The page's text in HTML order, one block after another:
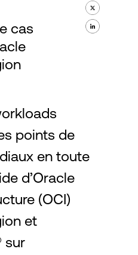
cas
points de
en toute
d’Oracle
(OCI)
et
sur